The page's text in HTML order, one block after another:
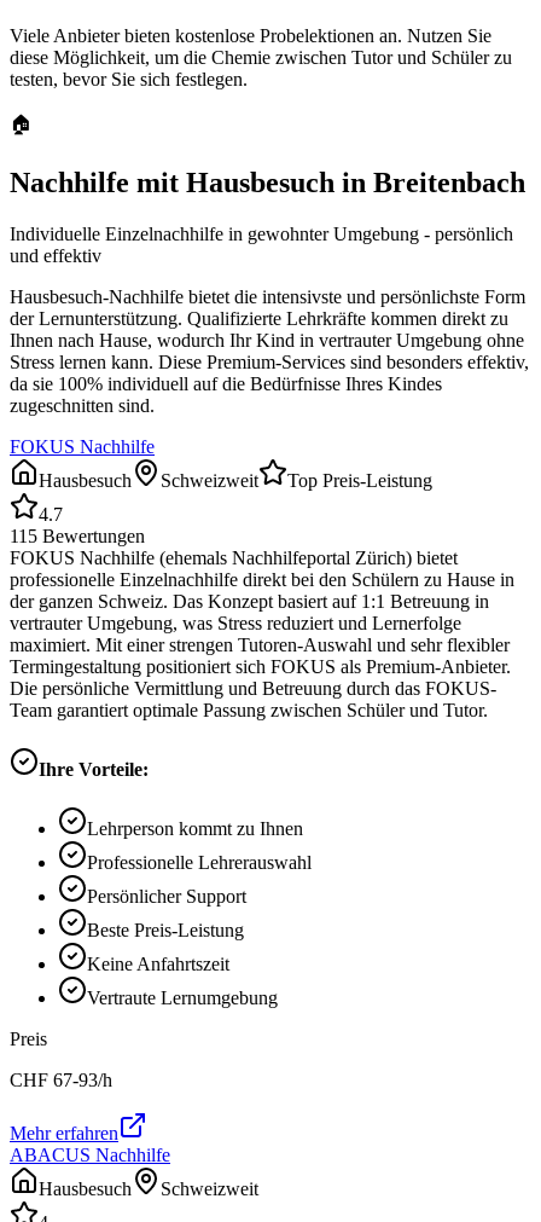
Viele Anbieter bieten kostenlose Probelektionen an. Nutzen Sie
diese Möglichkeit, um die Chemie zwischen Tutor und Schüler zu
testen, bevor Sie sich festlegen.
🏠
Nachhilfe mit Hausbesuch in Breitenbach
Individuelle Einzelnachhilfe in gewohnter Umgebung - persönlich
und effektiv
Hausbesuch-Nachhilfe bietet die intensivste und persönlichste Form
der Lernunterstützung. Qualifizierte Lehrkräfte kommen direkt zu
Ihnen nach Hause, wodurch Ihr Kind in vertrauter Umgebung ohne
Stress lernen kann. Diese Premium-Services sind besonders effektiv,
da sie 100% individuell auf die Bedürfnisse Ihres Kindes
zugeschnitten sind.
FOKUS Nachhilfe
Hausbesuch
Schweizweit
Top Preis-Leistung
4.7
115 Bewertungen
FOKUS Nachhilfe (ehemals Nachhilfeportal Zürich) bietet
professionelle Einzelnachhilfe direkt bei den Schülern zu Hause in
der ganzen Schweiz. Das Konzept basiert auf 1:1 Betreuung in
vertrauter Umgebung, was Stress reduziert und Lernerfolge
maximiert. Mit einer strengen Tutoren-Auswahl und sehr flexibler
Termingestaltung positioniert sich FOKUS als Premium-Anbieter.
Die persönliche Vermittlung und Betreuung durch das FOKUS-
Team garantiert optimale Passung zwischen Schüler und Tutor.
Ihre Vorteile:
Lehrperson kommt zu Ihnen
Professionelle Lehrerauswahl
Persönlicher Support
Beste Preis-Leistung
Keine Anfahrtszeit
Vertraute Lernumgebung
Preis
CHF 67-93/h
Mehr erfahren
ABACUS Nachhilfe
Hausbesuch
Schweizweit